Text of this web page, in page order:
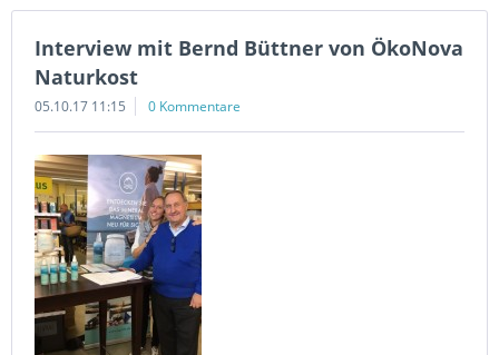
Interview mit Bernd Büttner von ÖkoNova
Naturkost
05.10.17 11:15 0 Kommentare